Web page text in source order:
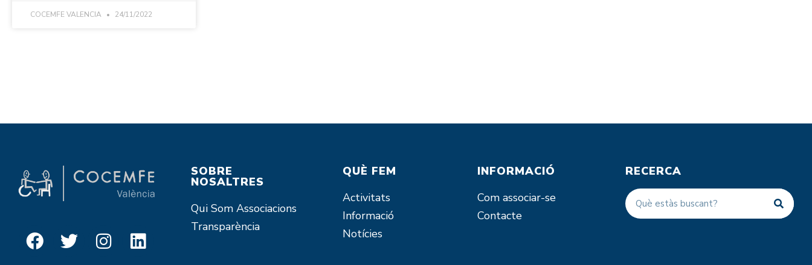
COCEMFE VALENCIA 24/11/2022
SOBRE
NOSALTRES
Qui Som Associacions
Transparència
QUÈ FEM
Activitats
Informació
Notícies
INFORMACIÓ
Com associar-se
Contacte
RECERCA